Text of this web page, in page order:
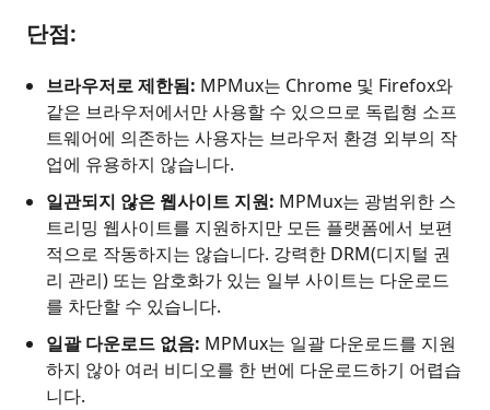
단점:
브라우저로 제한됨: MPMux는 Chrome 및 Firefox와
같은 브라우저에서만 사용할 수 있으므로 독립형 소프
트웨어에 의존하는 사용자는 브라우저 환경 외부의 작
업에 유용하지 않습니다.
일관되지 않은 웹사이트 지원: MPMux는 광범위한 스
트리밍 웹사이트를 지원하지만 모든 플랫폼에서 보편
적으로 작동하지는 않습니다. 강력한 DRM(디지털 권
리 관리) 또는 암호화가 있는 일부 사이트는 다운로드
를 차단할 수 있습니다.
일괄 다운로드 없음: MPMux는 일괄 다운로드를 지원
하지 않아 여러 비디오를 한 번에 다운로드하기 어렵습
니다.